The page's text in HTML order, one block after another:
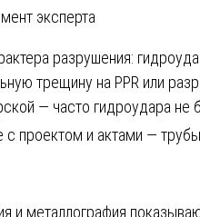
эксперта
разрушения:
трещину на PPR или
— часто гидроудара не
с проектом и актами —
и металлография